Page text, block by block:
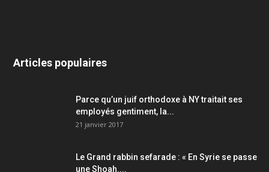
Articles populaires
Parce qu’un juif orthodoxe à NY traitait ses
employés gentiment, la...
21 janvier 2017
Le Grand rabbin sefarade : « En Syrie se passe
une Shoah....